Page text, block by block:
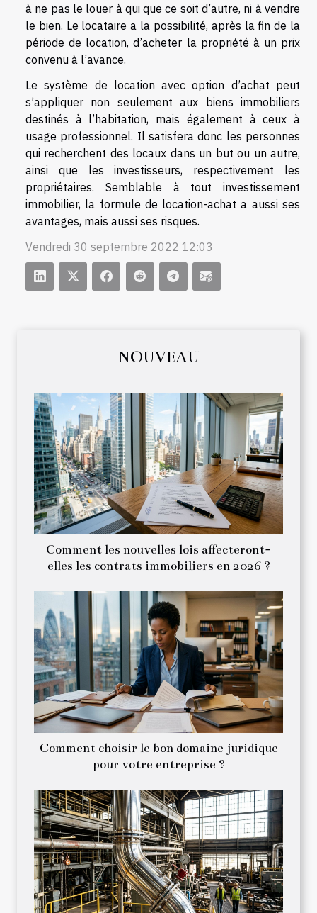
NOUVEAU
Comment les nouvelles lois affecteront-
elles les contrats immobiliers en 2026 ?
Comment choisir le bon domaine juridique
pour votre entreprise ?
à ne pas le louer à qui que ce soit d’autre, ni à vendre
le bien. Le locataire a la possibilité, après la fin de la
période de location, d’acheter la propriété à un prix
convenu à l’avance.
Le système de location avec option d’achat peut
s’appliquer non seulement aux biens immobiliers
destinés à l’habitation, mais également à ceux à
usage professionnel. Il satisfera donc les personnes
qui recherchent des locaux dans un but ou un autre,
ainsi que les investisseurs, respectivement les
propriétaires. Semblable à tout investissement
immobilier, la formule de location-achat a aussi ses
avantages, mais aussi ses risques.
Vendredi 30 septembre 2022 12:03